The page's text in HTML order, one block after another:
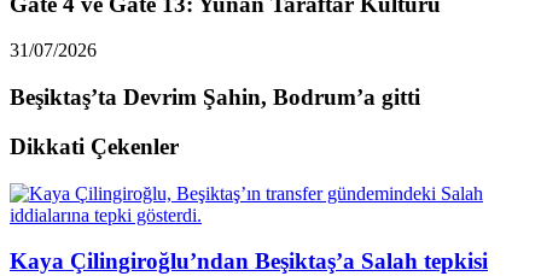
31/07/2026
Beşiktaş’ta Devrim Şahin, Bodrum’a gitti
Dikkati Çekenler
Kaya Çilingiroğlu’ndan Beşiktaş’a Salah tepkisi